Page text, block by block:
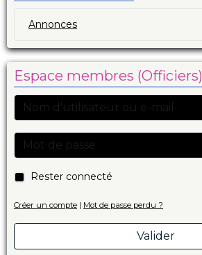
Annonces
Espace membres (Officiers)
Rester connecté
Créer un compte | Mot de passe perdu ?
Valider